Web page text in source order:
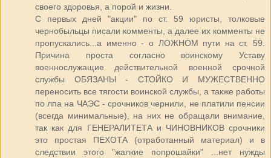
своего здоровья, а порой и жизни.
С первых дней "акции" по ст. 59 юристы, толковые
чернобыльцы писали комменты, а далее их комменты не
пропускались...а именно - о ЛОЖНОМ пути на ст. 59.
Причина проста согласно воинскому Уставу
военнослужащие действительной военной срочной
службы ОБЯЗАНЫ - СТОЙКО И МУЖЕСТВЕННО
переносить все тягости воинской службы, а также работы
по лпа на ЧАЭС - срочников чернили, не платили пенсии
(всегда минимальные), на них не обращали внимание,
так как для ГЕНЕРАЛИТЕТА и ЧИНОВНИКОВ срочники
это простая ПЕХОТА (отработанный материал) и в
следствии этого "жалкие попрошайки" ...нет нужды